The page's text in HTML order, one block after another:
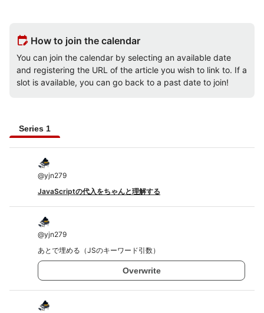
edit_calendar How to join the calendar
You can join the calendar by selecting an available date
and registering the URL of the article you wish to link to. If a
slot is available, you can go back to a past date to join!
Series 1
@yjn279
JavaScriptの代入をちゃんと理解する
@yjn279
あとで埋める（JSのキーワード引数）
Overwrite